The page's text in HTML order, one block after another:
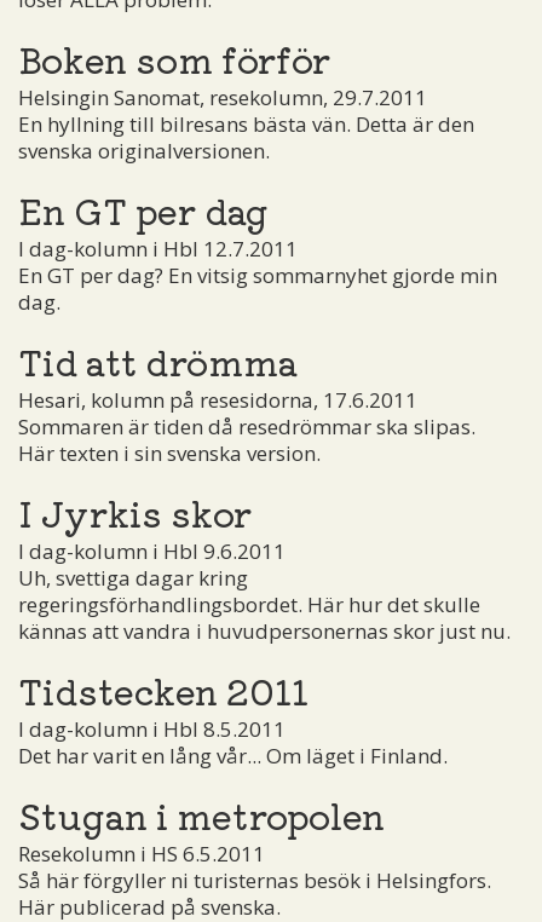
Boken som förför
Helsingin Sanomat, resekolumn, 29.7.2011
En hyllning till bilresans bästa vän. Detta är den
svenska originalversionen.
En GT per dag
I dag-kolumn i Hbl 12.7.2011
En GT per dag? En vitsig sommarnyhet gjorde min
dag.
Tid att drömma
Hesari, kolumn på resesidorna, 17.6.2011
Sommaren är tiden då resedrömmar ska slipas.
Här texten i sin svenska version.
I Jyrkis skor
I dag-kolumn i Hbl 9.6.2011
Uh, svettiga dagar kring
regeringsförhandlingsbordet. Här hur det skulle
kännas att vandra i huvudpersonernas skor just nu.
Tidstecken 2011
I dag-kolumn i Hbl 8.5.2011
Det har varit en lång vår... Om läget i Finland.
Stugan i metropolen
Resekolumn i HS 6.5.2011
Så här förgyller ni turisternas besök i Helsingfors.
Här publicerad på svenska.